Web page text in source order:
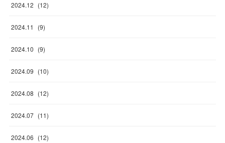
2024.12 (12)
2024.11 (9)
2024.10 (9)
2024.09 (10)
2024.08 (12)
2024.07 (11)
2024.06 (12)